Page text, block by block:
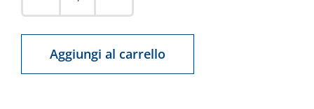
Piumino
CasaChic
quantità
Aggiungi al carrello